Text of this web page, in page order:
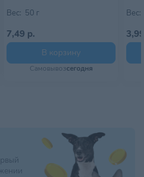
Вес: 50 г
7,49 р.
В корзину
Самовывозсегодня
Вес: